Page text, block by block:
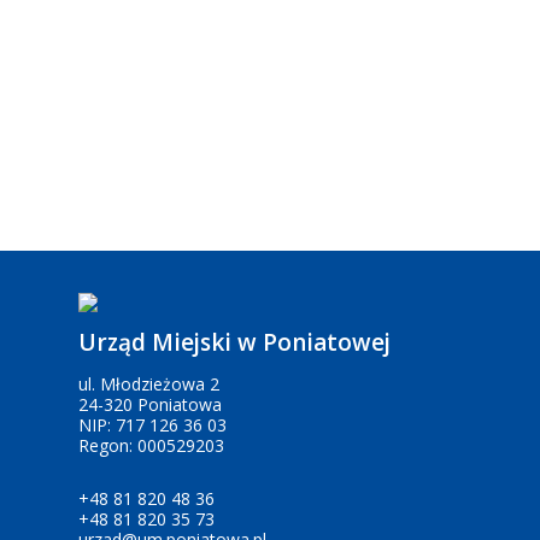
Urząd Miejski w Poniatowej
ul. Młodzieżowa 2
24-320 Poniatowa
NIP: 717 126 36 03
Regon: 000529203
+48 81 820 48 36
+48 81 820 35 73